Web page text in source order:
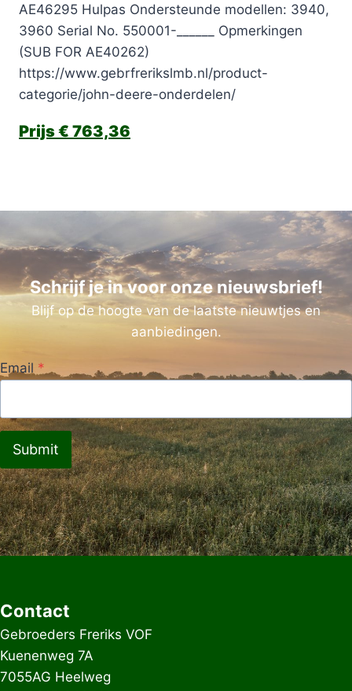
AE46295 Hulpas Ondersteunde modellen: 3940,
3960 Serial No. 550001-______ Opmerkingen
(SUB FOR AE40262)
https://www.gebrfrerikslmb.nl/product-
categorie/john-deere-onderdelen/
€ 763,36
Schrijf je in voor onze nieuwsbrief!
Blijf op de hoogte van de laatste nieuwtjes en
aanbiedingen.
Email *
Submit
Contact
Gebroeders Freriks VOF
Kuenenweg 7A
7055AG Heelweg